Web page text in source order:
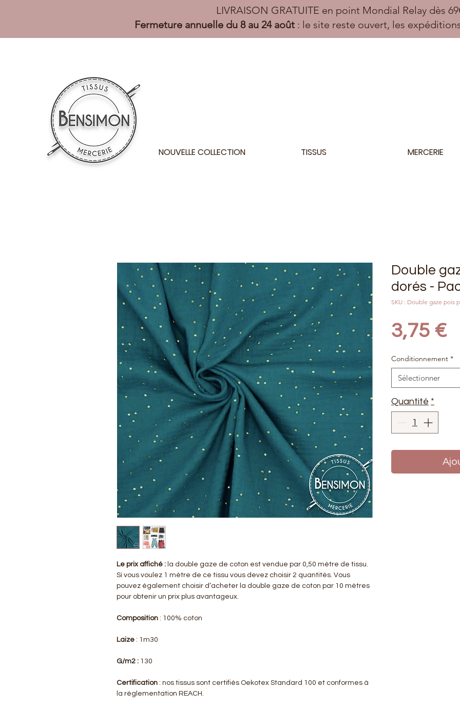
LIVRAISON GRATUITE en point Mondial Relay dès
Fermeture annuelle du 8 au 24 août: le site reste ouvert, les
NOUVELLE COLLECTION TISSUS MERCERIE
Le prix affiché : la double gaze de coton est vendue par 0,50 mètre de tissu.
Si vous voulez 1 mètre de ce tissu vous devez choisir 2 quantités. Vous
pouvez également choisir d’acheter la double gaze de coton par 10 mètres
pour obtenir un prix plus avantageux.
Composition : 100% coton
Laize : 1m30
G/m2 : 130
Certification : nos tissus sont certifiés Oekotex Standard 100 et conformes à
la réglementation REACH.
Double
dorés -
SKU : Double gaze pois
3,75 €
Conditionnement *
Sélectionner
Quantité *